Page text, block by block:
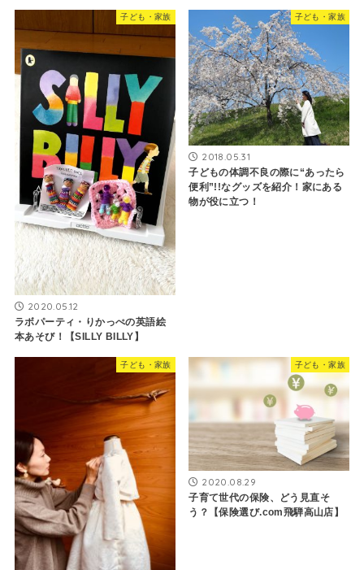
子ども・家族
2020.05.12
ラボパーティ・りかっぺの英語絵
本あそび！【SILLY BILLY】
子ども・家族
2018.05.31
子どもの体調不良の際に“あったら
便利”!!なグッズを紹介！家にある
物が役に立つ！
子ども・家族 子ども・家族
2020.08.29
子育て世代の保険、どう見直そ
う？【保険選び.com飛騨高山店】